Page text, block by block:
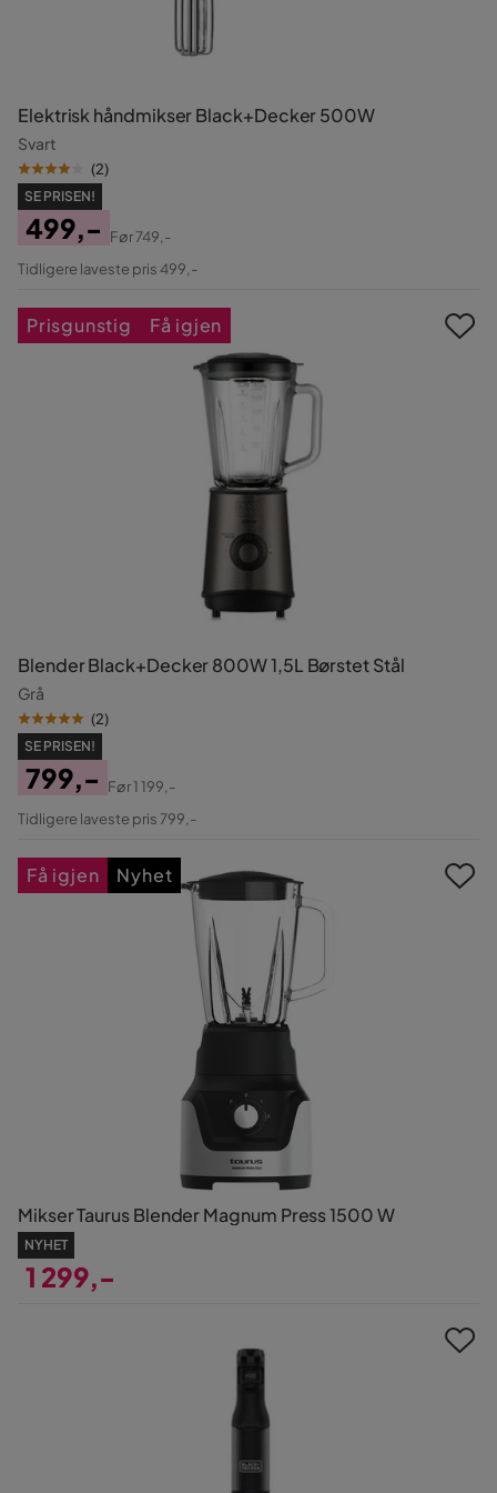
Elektrisk håndmikser Black+Decker 500W
Svart
(2)
SE PRISEN!
Pris
499,-
Original
Før749,-
Tidligere laveste pris 499,-
Blender Black+Decker 800W 1,5L Børstet Stål
Grå
(2)
SE PRISEN!
Pris
799,-
Original
Før1 199,-
Tidligere laveste pris 799,-
Prisgunstig Få igjen
Mikser Taurus Blender Magnum Press 1500 W
NYHET
1 299,-
Få igjen Nyhet